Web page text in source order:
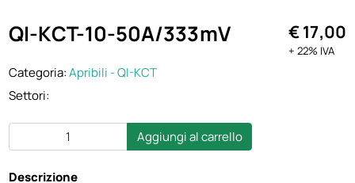
€ 17,00
+ 22% IVA
QI-KCT-10-50A/333mV
Categoria:Apribili - QI-KCT
Settori:
Aggiungi al carrello
Descrizione